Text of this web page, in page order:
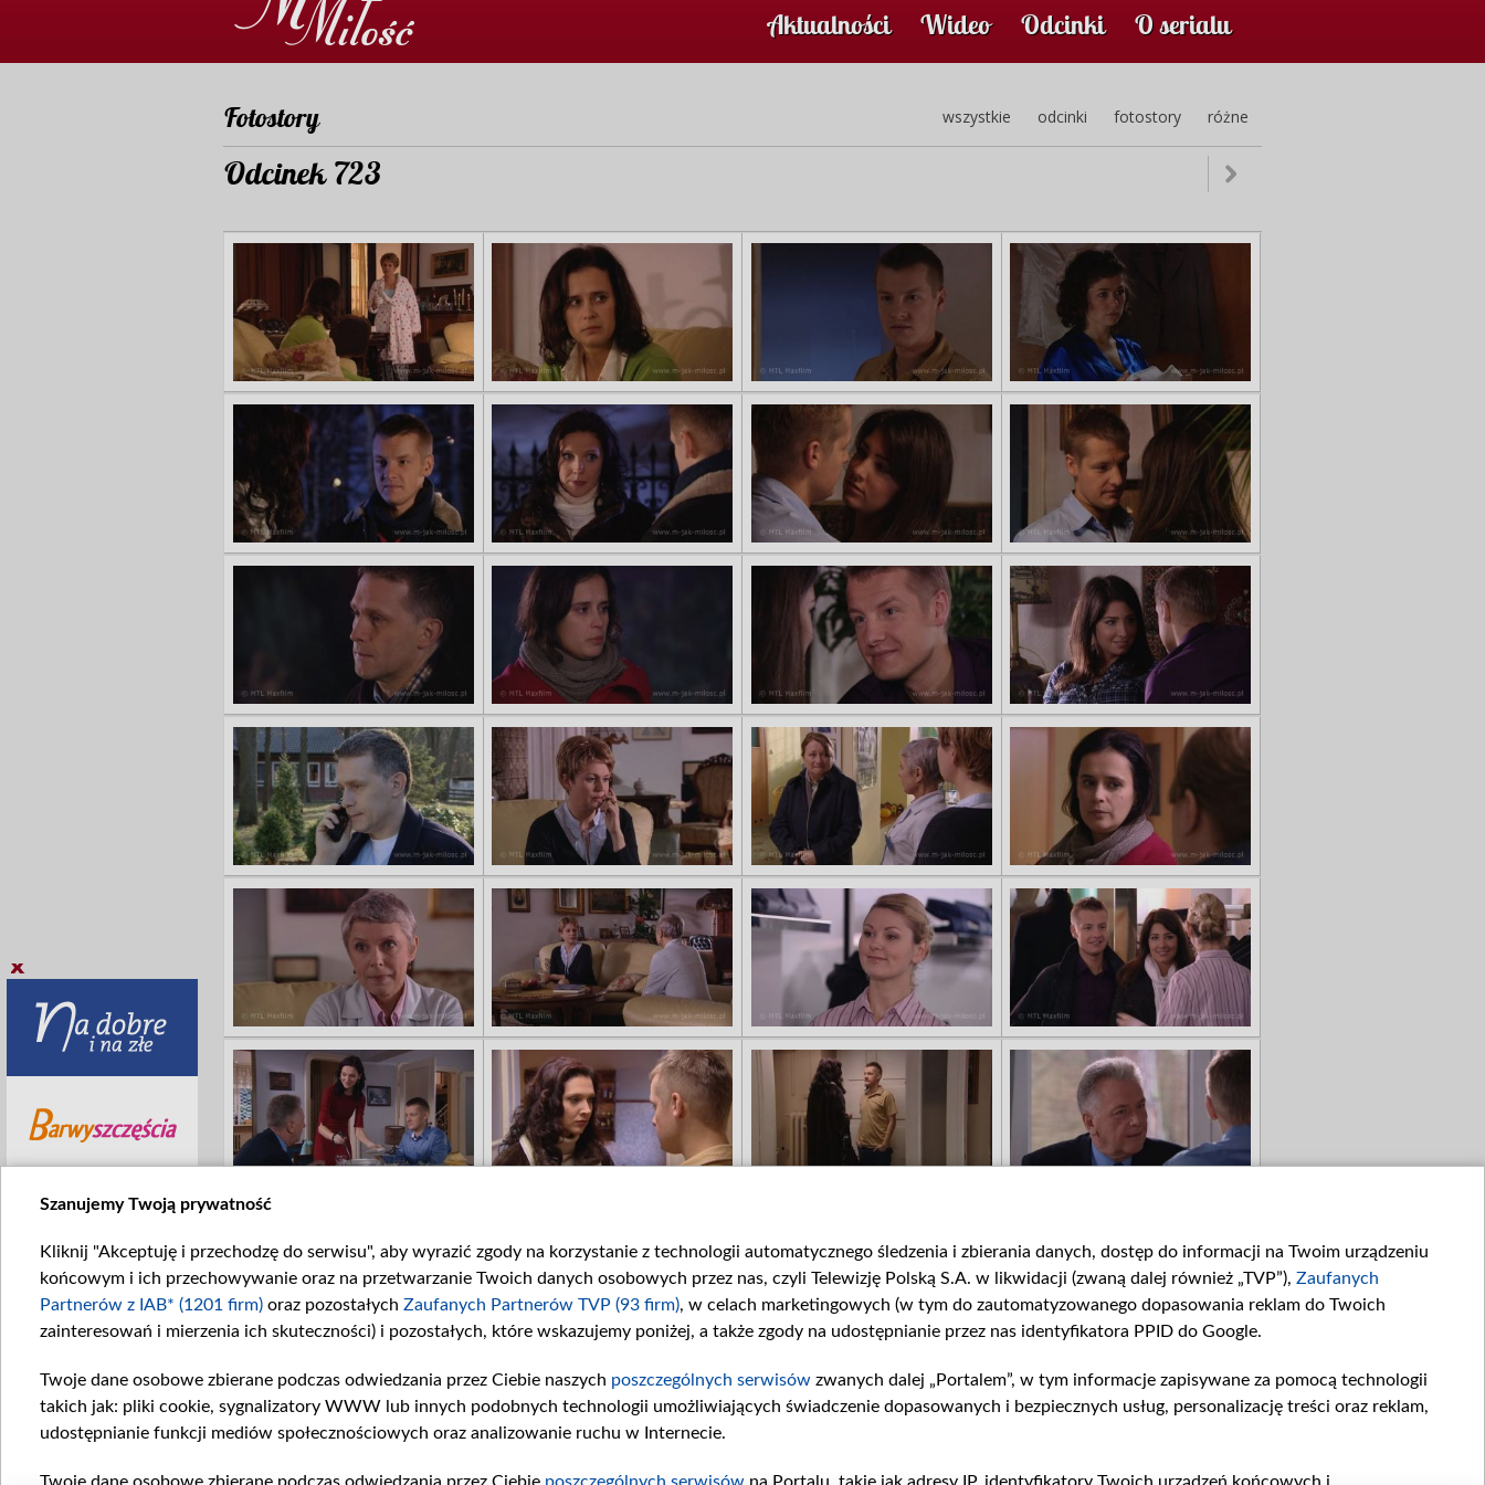
Aktualności Wideo Odcinki O serialu
Fotostory różne
fotostory
odcinki
wszystkie
Odcinek 723
Szanujemy Twoją prywatność
Kliknij "Akceptuję i przechodzę do serwisu", aby wyrazić zgody na korzystanie z technologii automatycznego śledzenia i zbierania danych, dostęp do informacji na Twoim urządzeniu
końcowym i ich przechowywanie oraz na przetwarzanie Twoich danych osobowych przez nas, czyli Telewizję Polską S.A. w likwidacji (zwaną dalej również „TVP”), Zaufanych
Partnerów z IAB* (1201 firm) oraz pozostałych Zaufanych Partnerów TVP (93 firm), w celach marketingowych (w tym do zautomatyzowanego dopasowania reklam do Twoich
zainteresowań i mierzenia ich skuteczności) i pozostałych, które wskazujemy poniżej, a także zgody na udostępnianie przez nas identyfikatora PPID do Google.
Twoje dane osobowe zbierane podczas odwiedzania przez Ciebie naszych poszczególnych serwisów zwanych dalej „Portalem”, w tym informacje zapisywane za pomocą technologii
takich jak: pliki cookie, sygnalizatory WWW lub innych podobnych technologii umożliwiających świadczenie dopasowanych i bezpiecznych usług, personalizację treści oraz reklam,
udostępnianie funkcji mediów społecznościowych oraz analizowanie ruchu w Internecie.